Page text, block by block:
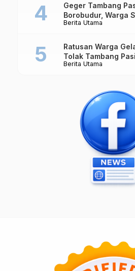
Berita Utama
Geger Tambang
Borobudur, Warga
Alat Berat dan Usir
Berita Utama
Ratusan Warga
Tolak Tambang
Borobudur